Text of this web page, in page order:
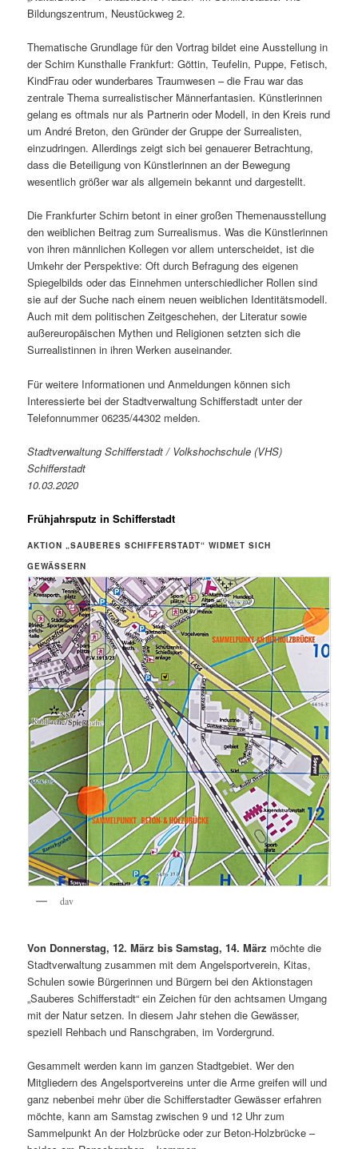
Bildungszentrum, Neustückweg 2.
Thematische Grundlage für den Vortrag bildet eine Ausstellung in
der Schirn Kunsthalle Frankfurt: Göttin, Teufelin, Puppe, Fetisch,
Kind­Frau oder wunderbares Traumwesen – die Frau war das
zentrale Thema surrealistischer Männerfantasien. Künstlerinnen
gelang es oftmals nur als Partnerin oder Modell, in den Kreis rund
um André Breton, den Gründer der Gruppe der Surrealisten,
einzudringen. Allerdings zeigt sich bei genauerer Betrachtung,
dass die Beteiligung von Künstlerinnen an der Bewegung
wesentlich größer war als allgemein bekannt und dargestellt.
Die Frankfurter Schirn betont in einer großen Themenausstellung
den weiblichen Beitrag zum Surrealismus. Was die Künstlerinnen
von ihren männlichen Kollegen vor allem unterscheidet, ist die
Umkehr der Perspektive: Oft durch Befragung des eigenen
Spiegelbilds oder das Einnehmen unterschiedlicher Rollen sind
sie auf der Suche nach einem neuen weiblichen Identitätsmodell.
Auch mit dem politischen Zeitgeschehen, der Literatur sowie
außereuropäischen Mythen und Religionen setzten sich die
Surrealistinnen in ihren Werken auseinander.
Für weitere Informationen und Anmeldungen können sich
Interessierte bei der Stadtverwaltung Schifferstadt unter der
Telefonnummer 06235/44302 melden.
Stadtverwaltung Schifferstadt / Volkshochschule (VHS)
Schifferstadt
10.03.2020
Frühjahrsputz in Schifferstadt
AKTION „SAUBERES SCHIFFERSTADT“ WIDMET SICH
GEWÄSSERN
dav
Von Donnerstag, 12. März bis Samstag, 14. März möchte die
Stadtverwaltung zusammen mit dem Angelsportverein, Kitas,
Schulen sowie Bürgerinnen und Bürgern bei den Aktionstagen
„Sauberes Schifferstadt“ ein Zeichen für den achtsamen Umgang
mit der Natur setzen. In diesem Jahr stehen die Gewässer,
speziell Rehbach und Ranschgraben, im Vordergrund.
Gesammelt werden kann im ganzen Stadtgebiet. Wer den
Mitgliedern des Angelsportvereins unter die Arme greifen will und
ganz nebenbei mehr über die Schifferstadter Gewässer erfahren
möchte, kann am Samstag zwischen 9 und 12 Uhr zum
Sammelpunkt An der Holzbrücke oder zur Beton-Holzbrücke –